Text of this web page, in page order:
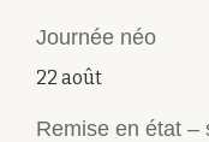
Journée néo
22 août
Remise en état –